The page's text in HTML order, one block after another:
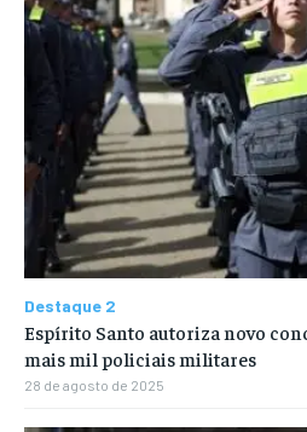
Destaque 2
Espírito Santo autoriza novo
mais mil policiais militares
28 de agosto de 2025